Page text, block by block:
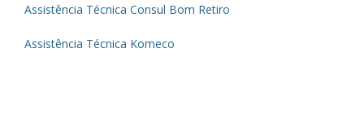
Assistência Técnica Consul Bom Retiro
Assistência Técnica Komeco